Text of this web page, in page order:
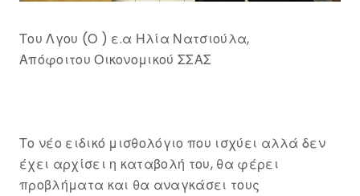
Του Λγου (Ο ) ε.α Ηλία Νατσιούλα,
Απόφοιτου Οικονομικού ΣΣΑΣ
Το νέο ειδικό μισθολόγιο που ισχύει αλλά δεν
έχει αρχίσει η καταβολή του, θα φέρει
προβλήματα και θα αναγκάσει τους